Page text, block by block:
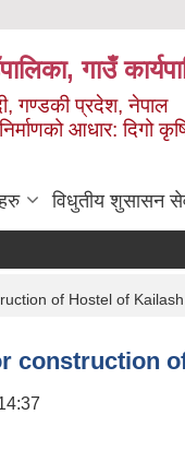
गाउँ
गण्डकी प्रदेश, नेपाल
आधार: दिगो
विधुतीय शुसासन
of Hostel of
construction